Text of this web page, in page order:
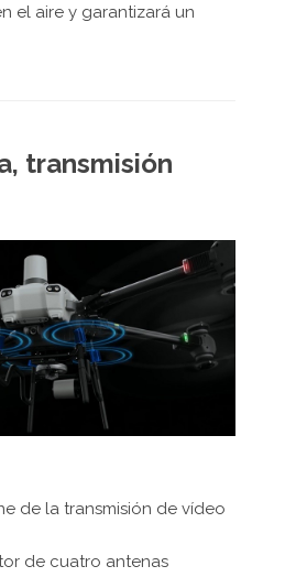
el aire y garantizará un
transmisión
de la transmisión de vídeo
de cuatro antenas